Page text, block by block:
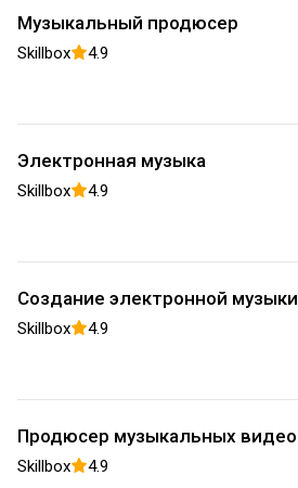
Музыкальный продюсер
Skillbox 4.9
Электронная музыка
Skillbox 4.9
Создание электронной музыки
Skillbox 4.9
Продюсер музыкальных видео
Skillbox 4.9